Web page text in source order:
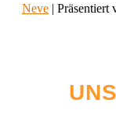
Neve | Präsentiert